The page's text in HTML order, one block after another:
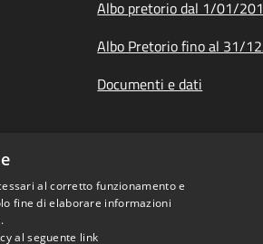
Albo pretorio dal 1/01/
Albo Pretorio fino al 31/
Documenti e dati
al corretto funzionamento e
fine di elaborare informazioni
al seguente link